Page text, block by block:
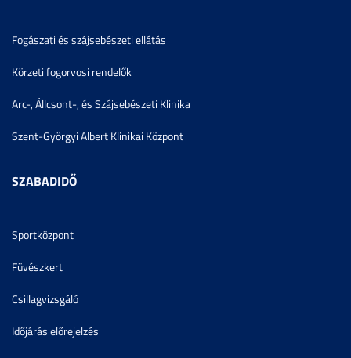
Fogászati és szájsebészeti ellátás
Körzeti fogorvosi rendelők
Arc-, Állcsont-, és Szájsebészeti Klinika
Szent-Györgyi Albert Klinikai Központ
SZABADIDŐ
Sportközpont
Füvészkert
Csillagvizsgáló
Időjárás előrejelzés